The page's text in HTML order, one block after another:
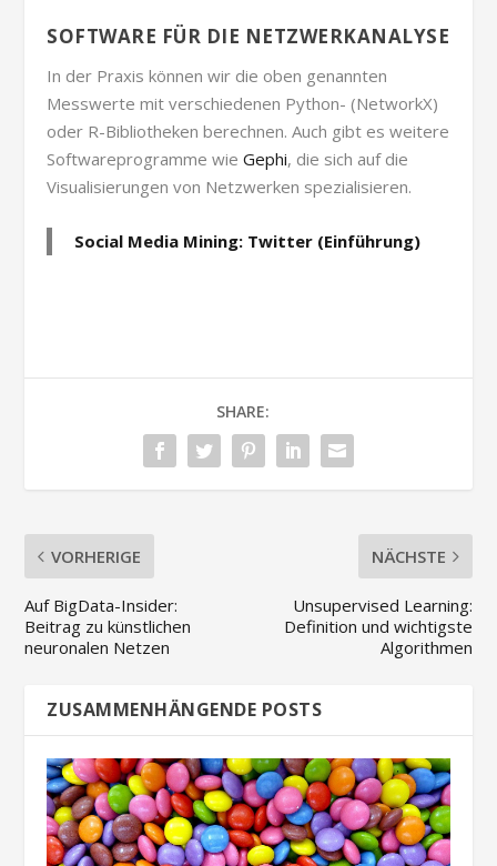
SOFTWARE FÜR DIE NETZWERKANALYSE
In der Praxis können wir die oben genannten
Messwerte mit verschiedenen Python- (NetworkX)
oder R-Bibliotheken berechnen. Auch gibt es weitere
Softwareprogramme wieGephi, die sich auf die
Visualisierungen von Netzwerken spezialisieren.
Social Media Mining: Twitter (Einführung)
SHARE:
VORHERIGE
Auf BigData-Insider:
Beitrag zu künstlichen
neuronalen Netzen
NÄCHSTE
Unsupervised Learning:
Definition und wichtigste
Algorithmen
ZUSAMMENHÄNGENDE POSTS